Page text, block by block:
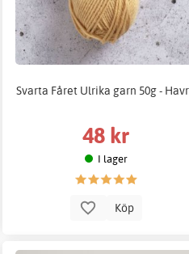
Svarta Fåret Ulrika garn 50g -
48 kr
I lager
Köp